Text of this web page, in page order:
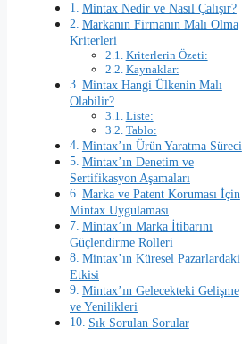
Mintax Nedir ve Nasıl Çalışır?
Markanın Firmanın Malı Olma
Kriterleri
Kriterlerin Özeti:
Kaynaklar:
Mintax Hangi Ülkenin Malı
Olabilir?
Liste:
Tablo:
Mintax’ın Ürün Yaratma Süreci
Mintax’ın Denetim ve
Sertifikasyon Aşamaları
Marka ve Patent Koruması İçin
Mintax Uygulaması
Mintax’ın Marka İtibarını
Güçlendirme Rolleri
Mintax’ın Küresel Pazarlardaki
Etkisi
Mintax’ın Gelecekteki Gelişme
ve Yenilikleri
Sık Sorulan Sorular